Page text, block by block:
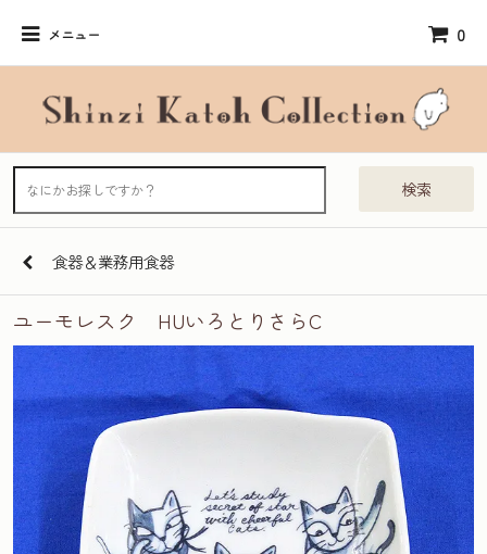
メニュー 0
検索
食器＆業務用食器
ユーモレスク HUいろとりさらC